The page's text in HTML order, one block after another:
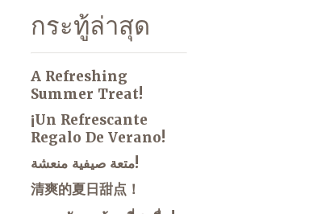
กระทู้ล่าสุด
A Refreshing
Summer Treat!
¡Un Refrescante
Regalo De Verano!
متعة صيفية منعشة!
清爽的夏日甜点！